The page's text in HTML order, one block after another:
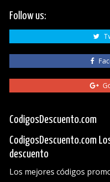
Follow us:
CodigosDescuento.com
CodigosDescuento.com
descuento
Los mejores códigos